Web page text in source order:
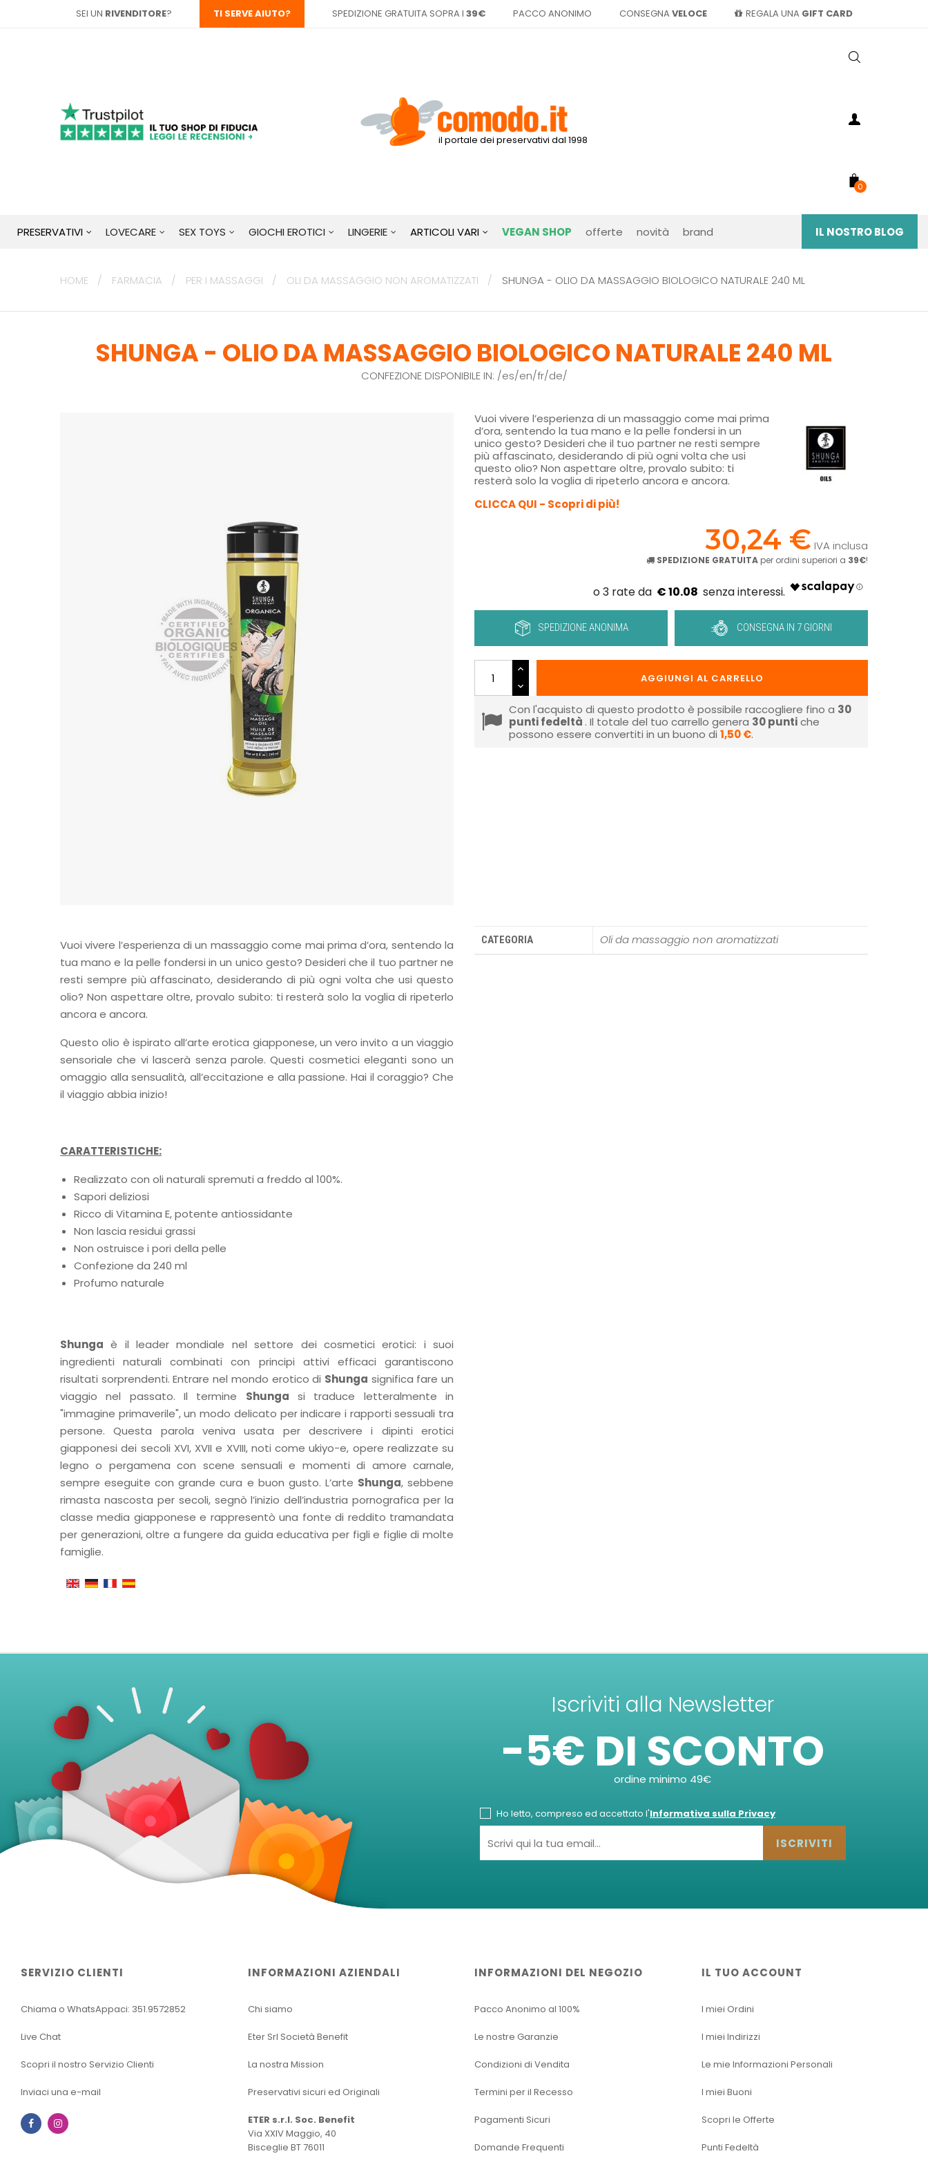
SEI UN RIVENDITORE? TI SERVE AIUTO? SPEDIZIONE GRATUITA SOPRA I 39€ PACCO ANONIMO CONSEGNA VELOCE REGALA UNA GIFT CARD
il portale dei preservativi dal 1998
0
PRESERVATIVI LOVECARE SEX TOYS GIOCHI EROTICI LINGERIE ARTICOLI VARI VEGAN SHOP offerte novità brand IL NOSTRO BLOG
HOME FARMACIA PER I MASSAGGI OLI DA MASSAGGIO NON AROMATIZZATI SHUNGA - OLIO DA MASSAGGIO BIOLOGICO NATURALE 240 ML
SHUNGA - OLIO DA MASSAGGIO BIOLOGICO NATURALE 240 ML
CONFEZIONE DISPONIBILE IN: /es/en/fr/de/
Vuoi vivere l’esperienza di un massaggio come mai prima
d’ora, sentendo la tua mano e la pelle fondersi in un
unico gesto? Desideri che il tuo partner ne resti sempre
più affascinato, desiderando di più ogni volta che usi
questo olio? Non aspettare oltre, provalo subito: ti
resterà solo la voglia di ripeterlo ancora e ancora.
CLICCA QUI - Scopri di più!
30,24 € IVA inclusa
SPEDIZIONE GRATUITA per ordini superiori a 39€!
€ 10.08
SPEDIZIONE ANONIMA CONSEGNA IN 7 GIORNI
AGGIUNGI AL CARRELLO
Con l'acquisto di questo prodotto è possibile raccogliere fino a 30
punti fedeltà . Il totale del tuo carrello genera 30puntiche
possono essere convertiti in un buono di 1,50 €.
Vuoi vivere l’esperienza di un massaggio come mai prima d’ora, sentendo la
tua mano e la pelle fondersi in un unico gesto? Desideri che il tuo partner ne
resti sempre più affascinato, desiderando di più ogni volta che usi questo
olio? Non aspettare oltre, provalo subito: ti resterà solo la voglia di ripeterlo
ancora e ancora.
Questo olio è ispirato all’arte erotica giapponese, un vero invito a un viaggio
sensoriale che vi lascerà senza parole. Questi cosmetici eleganti sono un
omaggio alla sensualità, all’eccitazione e alla passione. Hai il coraggio? Che
il viaggio abbia inizio!
CARATTERISTICHE:
Realizzato con oli naturali spremuti a freddo al 100%.
Sapori deliziosi
Ricco di Vitamina E, potente antiossidante
Non lascia residui grassi
Non ostruisce i pori della pelle
Confezione da 240 ml
Profumo naturale
Shunga è il leader mondiale nel settore dei cosmetici erotici: i suoi
ingredienti naturali combinati con principi attivi efficaci garantiscono
risultati sorprendenti. Entrare nel mondo erotico di Shunga significa fare un
viaggio nel passato. Il termine Shunga si traduce letteralmente in
"immagine primaverile", un modo delicato per indicare i rapporti sessuali tra
persone. Questa parola veniva usata per descrivere i dipinti erotici
giapponesi dei secoli XVI, XVII e XVIII, noti come ukiyo-e, opere realizzate su
legno o pergamena con scene sensuali e momenti di amore carnale,
sempre eseguite con grande cura e buon gusto. L’arte Shunga, sebbene
rimasta nascosta per secoli, segnò l’inizio dell’industria pornografica per la
classe media giapponese e rappresentò una fonte di reddito tramandata
per generazioni, oltre a fungere da guida educativa per figli e figlie di molte
famiglie.
CATEGORIA Oli da massaggio non aromatizzati
Iscriviti alla Newsletter
-5€ DI SCONTO
ordine minimo 49€
Ho letto, compreso ed accettato l'Informativa sulla Privacy
ISCRIVITI
SERVIZIO CLIENTI
Chiama o WhatsAppaci: 351.9572852
Live Chat
Scopri il nostro Servizio Clienti
Inviaci una e-mail
Facebook
INFORMAZIONI AZIENDALI
Chi siamo
Eter Srl Società Benefit
La nostra Mission
Preservativi sicuri ed Originali
ETER s.r.l. Soc. Benefit
Via XXIV Maggio, 40
Bisceglie BT 76011
INFORMAZIONI DEL NEGOZIO
Pacco Anonimo al 100%
Le nostre Garanzie
Condizioni di Vendita
Termini per il Recesso
Pagamenti Sicuri
Domande Frequenti
IL TUO ACCOUNT
I miei Ordini
I miei Indirizzi
Le mie Informazioni Personali
I miei Buoni
Scopri le Offerte
Punti Fedeltà